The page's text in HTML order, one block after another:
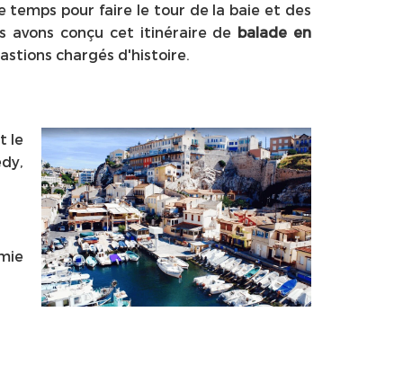
temps pour faire le tour de la baie et des
avons conçu cet itinéraire de balade en
chargés d'histoire.
le